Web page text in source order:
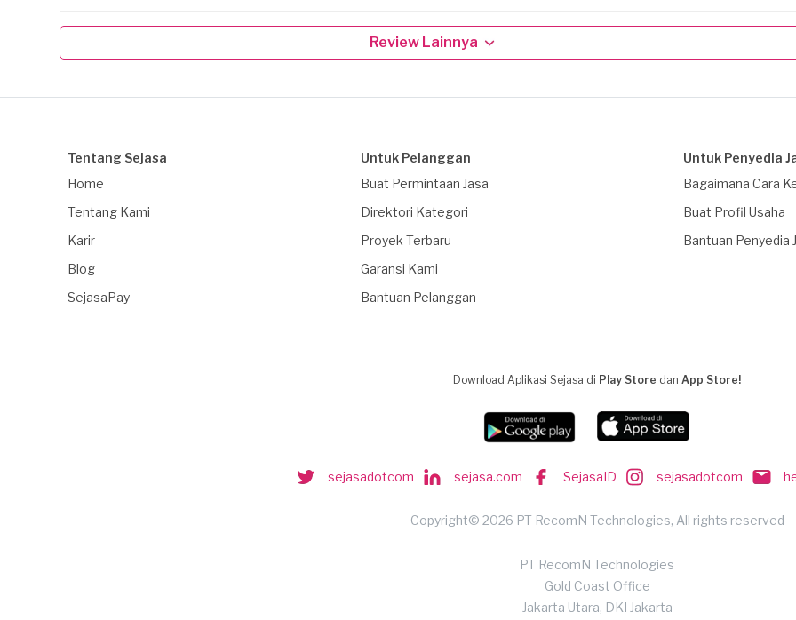
Review Lainnya
Tentang Sejasa
Home
Tentang Kami
Karir
Blog
SejasaPay
Untuk Pelanggan
Buat Permintaan Jasa
Direktori Kategori
Proyek Terbaru
Garansi Kami
Bantuan Pelanggan
Untuk Penyedia
Bagaimana Cara
Buat Profil Usaha
Bantuan Penyedia
Download Aplikasi Sejasa di Play Store dan App Store!
sejasadotcom sejasa.com SejasaID sejasadotcom
Copyright© 2026 PT RecomN Technologies, All rights reserved
PT RecomN Technologies
Gold Coast Office
Jakarta Utara, DKI Jakarta